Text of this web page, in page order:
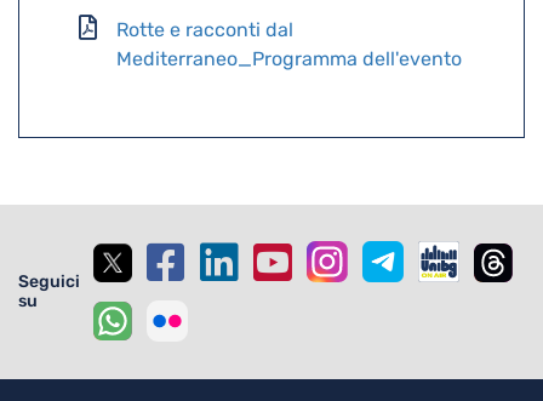
Rotte e racconti dal
Mediterraneo_Programma dell'evento
Seguici
su